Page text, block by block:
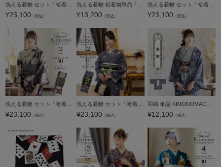
¥23,100 （税込） ¥13,200 （税込）
洗える着物 セット「袷着物：鶴と花紋に紗綾形鳥の子色＋京袋帯：黒トランプ」KIMONOMACHI オリジナル 着物と帯の2点セット サイズS/M/L/LL 2024-2025新作 コーディネート済み着物セット 小紋 レディース キモノ【メ
¥23,100 （税込）
¥23,100 （税込） ¥23,100 （税込） ¥12,100 （税込）